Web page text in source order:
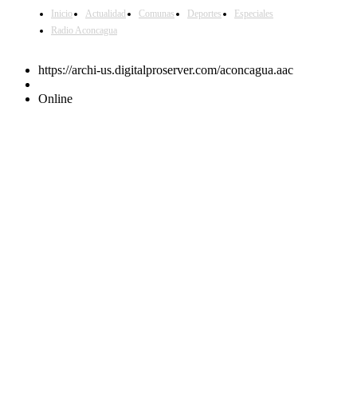
Inicio Actualidad Comunas Deportes
Especiales
Radio Aconcagua
https://archi-us.digitalproserver.com/aconcagua.aac
Online